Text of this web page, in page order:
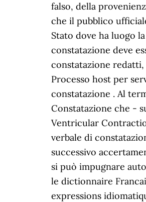
falso, della
che il pubblico
Stato dove ha luogo
constatazione deve
constatazione redatti,
Processo host per
constatazione . Al
Constatazione che -
Ventricular
verbale di
successivo
si può impugnare
le dictionnaire
expressions